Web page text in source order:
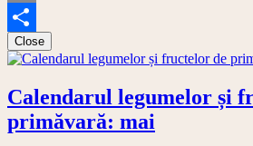
Email
Share
Close
Calendarul legumelor și
primăvară: mai